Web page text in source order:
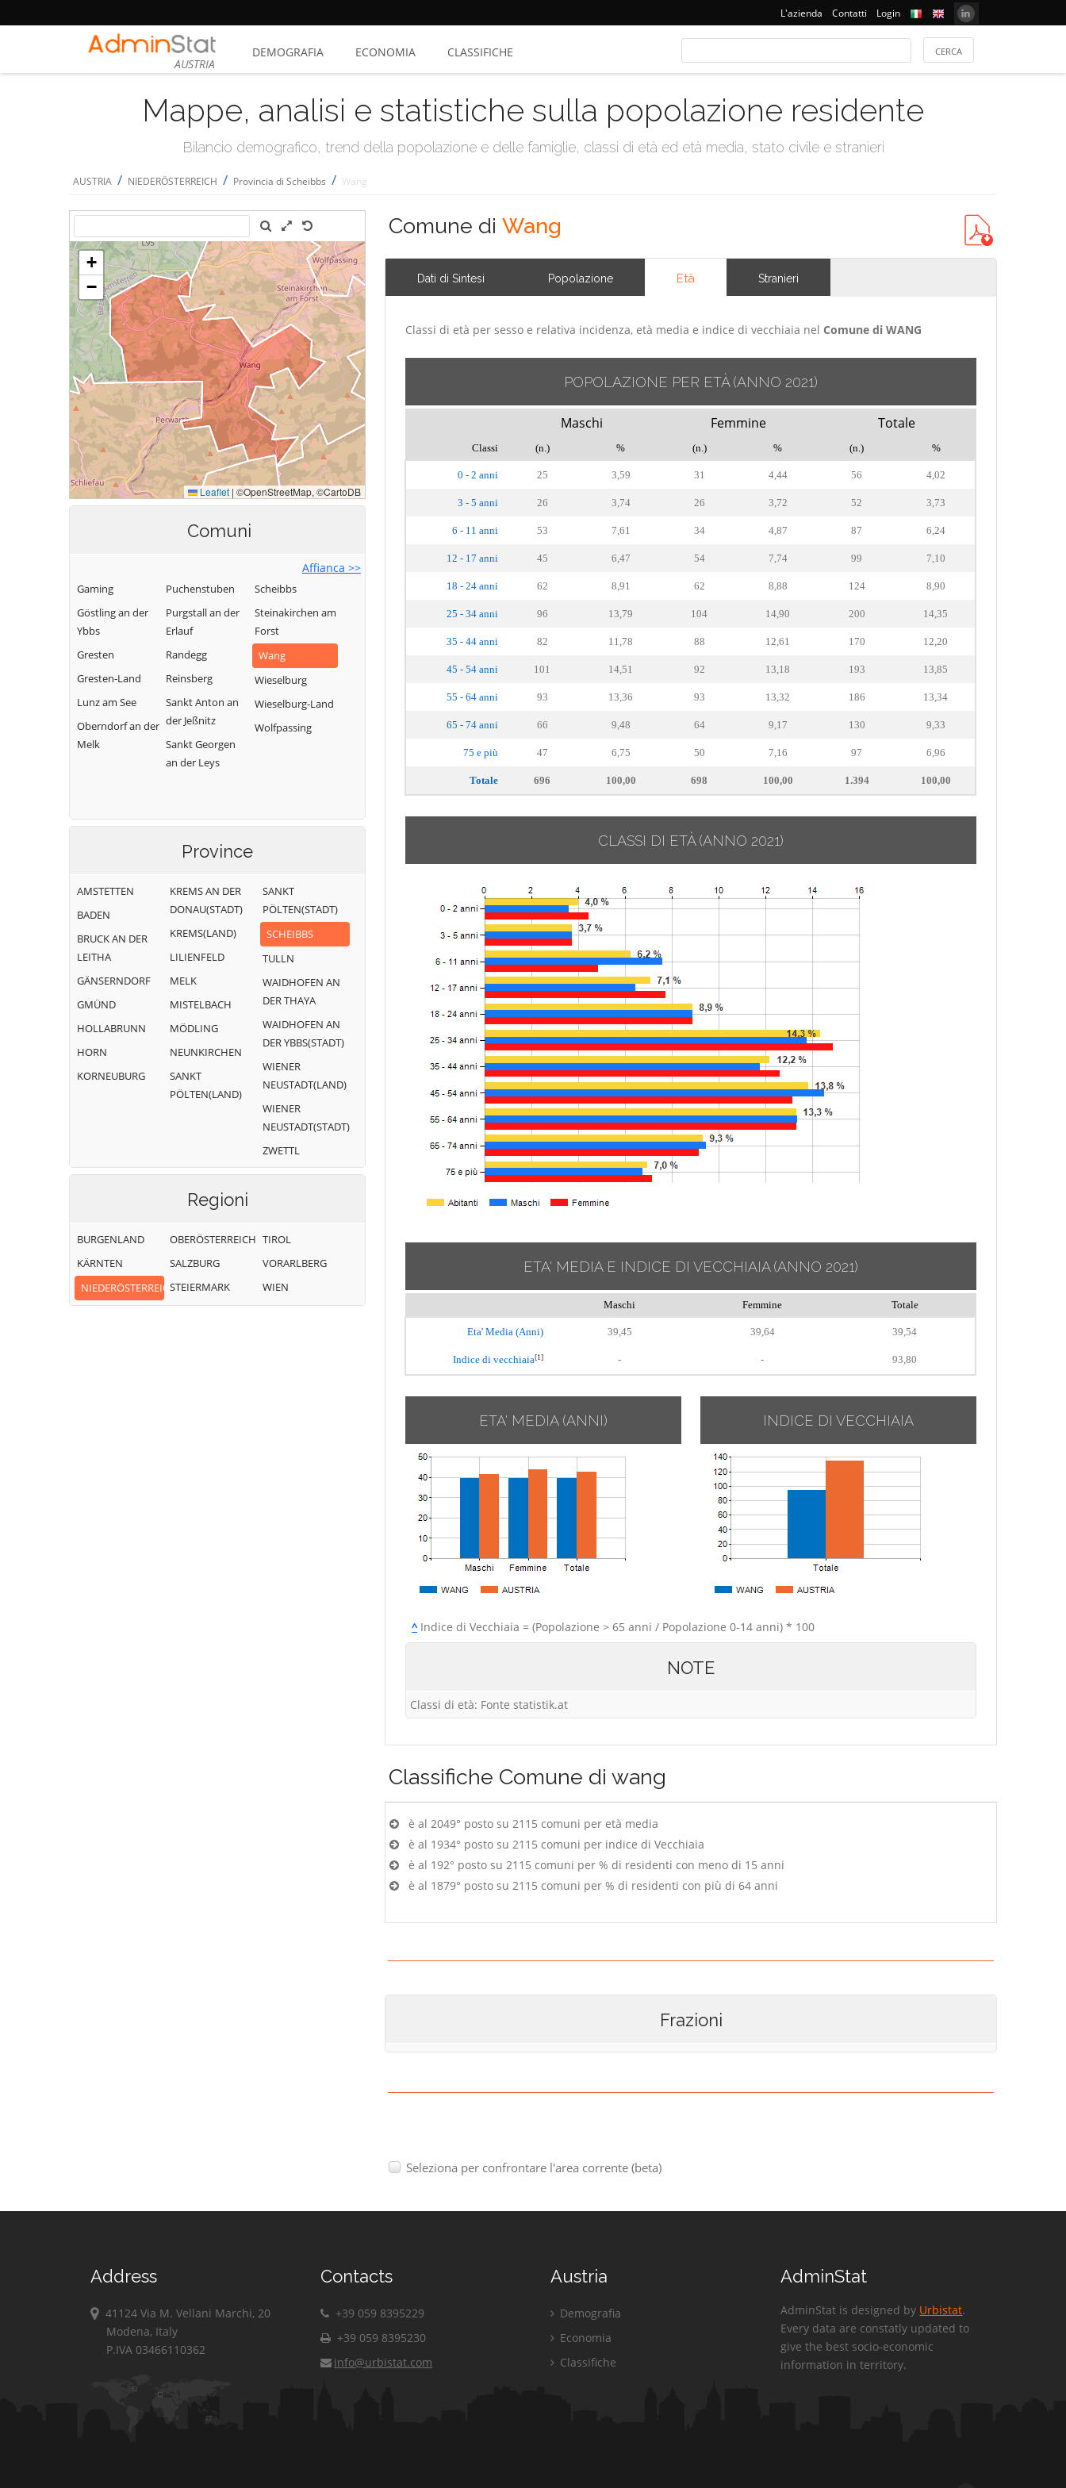
L'azienda Contatti Login
AUSTRIA
DEMOGRAFIA ECONOMIA CLASSIFICHE
Mappe, analisi e statistiche sulla popolazione residente
Bilancio demografico, trend della popolazione e delle famiglie, classi di età ed età media, stato civile e stranieri
AUSTRIA / NIEDERÖSTERREICH / Provincia di Scheibbs / Wang
Comuni
Affianca >>
Gaming
Göstling an der
Ybbs
Gresten
Gresten-Land
Lunz am See
Oberndorf an der
Melk
Puchenstuben
Purgstall an der
Erlauf
Randegg
Reinsberg
Sankt Anton an
der Jeßnitz
Sankt Georgen
an der Leys
Scheibbs
Steinakirchen am
Forst
Wang
Wieselburg
Wieselburg-Land
Wolfpassing
Province
AMSTETTEN
BADEN
BRUCK AN DER
LEITHA
GÄNSERNDORF
GMÜND
HOLLABRUNN
HORN
KORNEUBURG
KREMS AN DER
DONAU(STADT)
KREMS(LAND)
LILIENFELD
MELK
MISTELBACH
MÖDLING
NEUNKIRCHEN
SANKT
PÖLTEN(LAND)
SANKT
PÖLTEN(STADT)
SCHEIBBS
TULLN
WAIDHOFEN AN
DER THAYA
WAIDHOFEN AN
DER YBBS(STADT)
WIENER
NEUSTADT(LAND)
WIENER
NEUSTADT(STADT)
ZWETTL
Regioni
BURGENLAND
KÄRNTEN
NIEDERÖSTERREICH
OBERÖSTERREICH
SALZBURG
STEIERMARK
TIROL
VORARLBERG
WIEN
Comune di Wang
Dati di Sintesi Popolazione Età Stranieri
Classi di età per sesso e relativa incidenza, età media e indice di vecchiaia nel Comune di WANG
POPOLAZIONE PER ETÀ(ANNO 2021)
Maschi Femmine Totale
Classi (n.) % (n.) % (n.) %
0 - 2 anni 25 3,59 31 4,44 56 4,02
3 - 5 anni 26 3,74 26 3,72 52 3,73
6 - 11 anni 53 7,61 34 4,87 87 6,24
12 - 17 anni 45 6,47 54 7,74 99 7,10
18 - 24 anni 62 8,91 62 8,88 124 8,90
25 - 34 anni 96 13,79 104 14,90 200 14,35
35 - 44 anni 82 11,78 88 12,61 170 12,20
45 - 54 anni 101 14,51 92 13,18 193 13,85
55 - 64 anni 93 13,36 93 13,32 186 13,34
65 - 74 anni 66 9,48 64 9,17 130 9,33
75 e più 47 6,75 50 7,16 97 6,96
Totale 696 100,00 698 100,00 1.394 100,00
CLASSI DI ETÀ(ANNO 2021)
ETA' MEDIA E INDICE DI VECCHIAIA(ANNO 2021)
Maschi Femmine Totale
Eta' Media (Anni) 39,45 39,64 39,54
Indice di vecchiaia[1] - - 93,80
ETA' MEDIA (ANNI) INDICE DI VECCHIAIA
^Indice di Vecchiaia = (Popolazione > 65 anni / Popolazione 0-14 anni) * 100
NOTE
Classi di età: Fonte statistik.at
Classifiche Comune di wang
è al 2049° posto su 2115 comuni per età media
è al 1934° posto su 2115 comuni per indice di Vecchiaia
è al 192° posto su 2115 comuni per % di residenti con meno di 15 anni
è al 1879° posto su 2115 comuni per % di residenti con più di 64 anni
Frazioni
Seleziona per confrontare l'area corrente (beta)
Address
41124 Via M. Vellani Marchi, 20
Modena, Italy
P.IVA 03466110362
Contacts
+39 059 8395229
+39 059 8395230
info@urbistat.com
Austria
Demografia
Economia
Classifiche
AdminStat
AdminStat is designed by Urbistat.
Every data are constatly updated to
give the best socio-economic
information in territory.